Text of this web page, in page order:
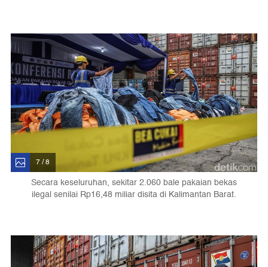
7 / 8
Secara keseluruhan, sekitar 2.060 bale pakaian bekas
ilegal senilai Rp16,48 miliar disita di Kalimantan Barat.